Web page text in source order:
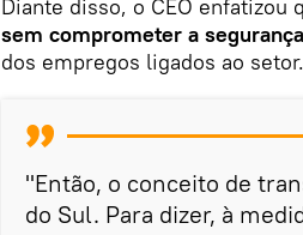
Diante disso, o CEO enfatizou
sem comprometer a
dos empregos ligados ao setor.
"Então, o conceito de
do Sul. Para dizer, à